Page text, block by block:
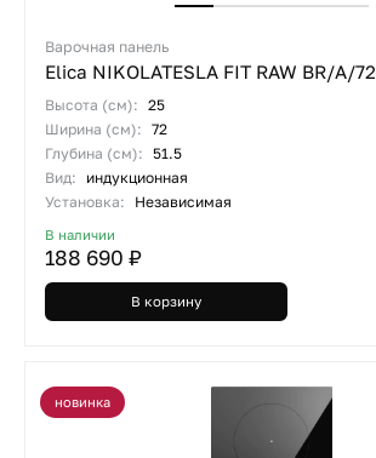
Варочная панель
Elica NIKOLATESLA FIT RAW BR/A/72
Высота (см): 25
Ширина (см): 72
Глубина (см): 51.5
Вид:
индукционная
Установка:
Независимая
В наличии
188 690 ₽
В корзину
новинка